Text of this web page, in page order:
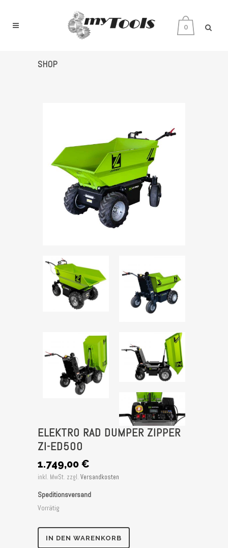
0
SHOP
ELEKTRO RAD DUMPER ZIPPER
ZI-ED500
1.749,00 €
inkl. MwSt. zzgl. Versandkosten
Speditionsversand
Vorrätig
ElektroIN DEN WARENKORB